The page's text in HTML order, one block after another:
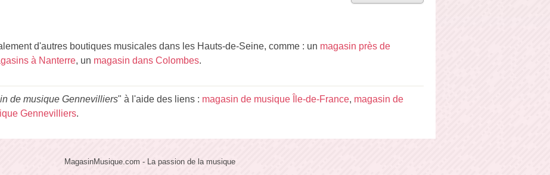
d'autres boutiques musicales dans les Hauts-de-Seine, comme : un magasin près de
à Nanterre, un magasin dans Colombes.
de musique Gennevilliers" à l'aide des liens : magasin de musique Île-de-France, magasin de
Gennevilliers.
MagasinMusique.com - La passion de la musique